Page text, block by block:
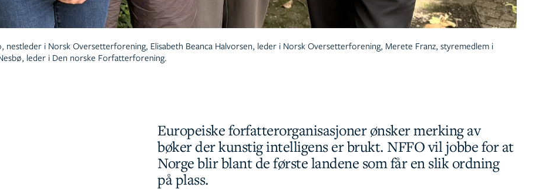
nestleder i Norsk Oversetterforening, Elisabeth Beanca Halvorsen, leder i Norsk Oversetterforening, Merete Franz, styremedlem i
leder i Den norske Forfatterforening.
Europeiske forfatterorganisasjoner ønsker merking av
bøker der kunstig intelligens er brukt. NFFO vil jobbe for at
Norge blir blant de første landene som får en slik ordning
på plass.